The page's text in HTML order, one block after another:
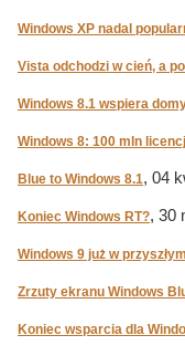
Windows XP nadal
Vista odchodzi w cień, a
Windows 8.1 wspiera
Windows 8: 100 mln
Blue to Windows 8.1, 04
Koniec Windows RT?, 30
Windows 9 już w
Zrzuty ekranu Windows
Koniec wsparcia dla